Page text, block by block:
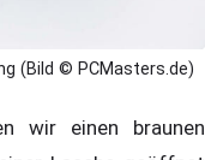
(Bild © PCMasters.de)
wir einen braunen